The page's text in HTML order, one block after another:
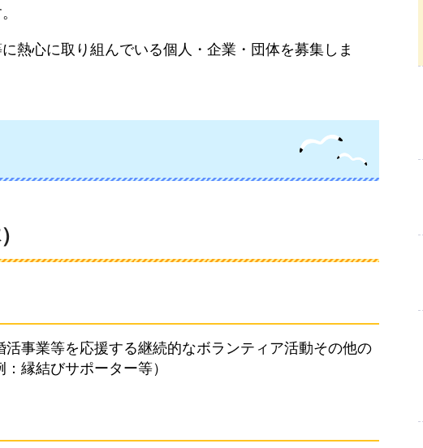
熱心に取り組んでいる個人・企業・団体を募集しま
事業等を応援する継続的なボランティア活動その他の
縁結びサポーター等）